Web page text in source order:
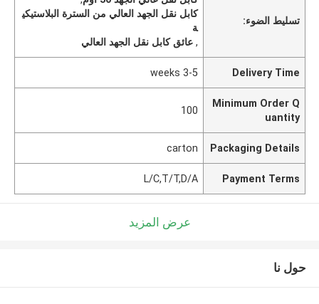
تسليط الضوء:
كابل نقل الجهد العالي من السترة البلاستيكي
ة
,عائق كابل نقل الجهد العالي
Delivery Time
3-5 weeks
Minimum Order Q
uantity
100
Packaging Details
carton
Payment Terms
L/C,T/T,D/A
عرض المزيد
حول نا